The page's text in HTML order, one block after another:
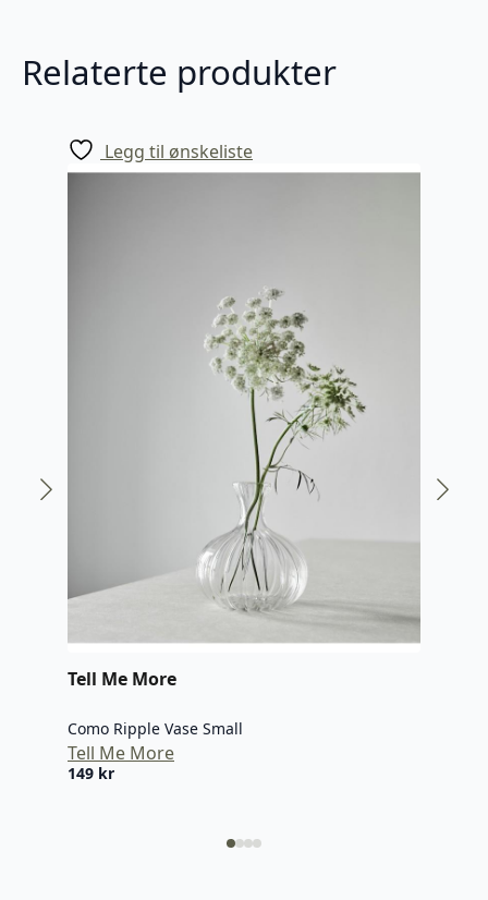
Relaterte produkter
Legg til ønskeliste
Tell Me More
Como Ripple Vase Small
Tell Me More
149 kr